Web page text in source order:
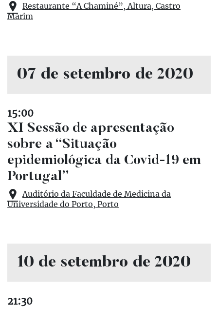
Restaurante “A Chaminé”, Altura, Castro
Marim
07 de setembro de 2020
15:00
XI Sessão de apresentação
sobre a “Situação
epidemiológica da Covid-19 em
Portugal”
Auditório da Faculdade de Medicina da
Universidade do Porto, Porto
10 de setembro de 2020
21:30